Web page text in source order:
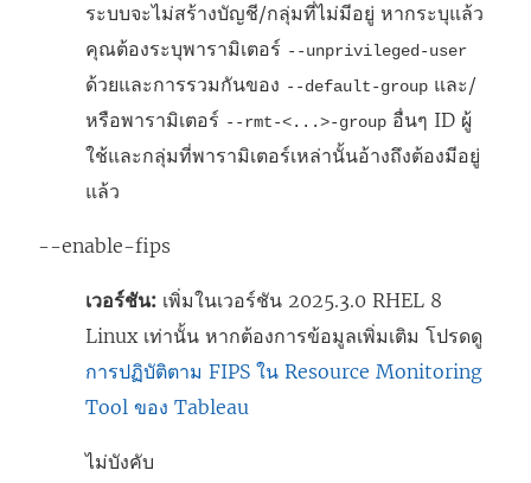
ระบบจะไม่สร้างบัญชี/กลุ่มที่ไม่มีอยู่ หากระบุแล้ว
คุณต้องระบุพารามิเตอร์ --unprivileged-user
ด้วยและการรวมกันของ --default-group และ/
หรือพารามิเตอร์ --rmt-<...>-group อื่นๆ ID ผู้
ใช้และกลุ่มที่พารามิเตอร์เหล่านั้นอ้างถึงต้องมีอยู่
แล้ว
--enable-fips
เวอร์ชัน: เพิ่มในเวอร์ชัน 2025.3.0 RHEL 8
Linux เท่านั้น หากต้องการข้อมูลเพิ่มเติม โปรดดู
การปฏิบัติตาม FIPS ใน Resource Monitoring
Tool ของ Tableau
ไม่บังคับ